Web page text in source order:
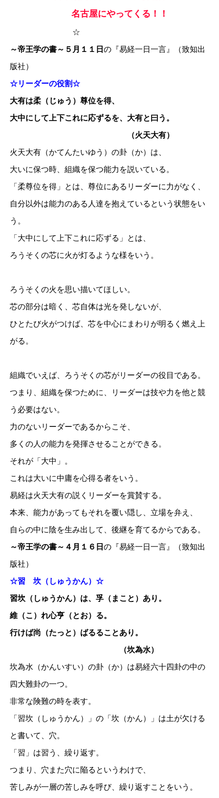
名古屋にやってくる！！
☆
～帝王学の書～５月１１日 の『易経一日一言』（致知出
版社）
☆リーダーの役割☆
大有は柔（じゅう）尊位を得、
大中にして上下これに応ずるを、大有と曰う。
（火天大有）
火天大有（かてんたいゆう）の卦（か）は、
大いに保つ時、組織を保つ能力を説いている。
「柔尊位を得」とは、尊位にあるリーダーに力がなく、
自分以外は能力のある人達を抱えているという状態をい
う。
「大中にして上下これに応ずる」とは、
ろうそくの芯に火が灯るような様をいう。
ろうそくの火を思い描いてほしい。
芯の部分は暗く、芯自体は光を発しないが、
ひとたび火がつけば、芯を中心にまわりが明るく燃え上
がる。
組織でいえば、ろうそくの芯がリーダーの役目である。
つまり、組織を保つために、リーダーは技や力を他と競
う必要はない。
力のないリーダーであるからこそ、
多くの人の能力を発揮させることができる。
それが「大中」。
これは大いに中庸を心得る者をいう。
易経は火天大有の説くリーダーを賞賛する。
本来、能力があってもそれを覆い隠し、立場を弁え、
自らの中に陰を生み出して、後継を育てるからである。
～帝王学の書～４月１６日 の『易経一日一言』（致知出
版社）
☆習 坎（しゅうかん）☆
習坎（しゅうかん）は、孚（まこと）あり。
維（こ）れ心亨（とお）る。
行けば尚（たっと）ばるることあり。
（坎為水）
坎為水（かんいすい）の卦（か）は易経六十四卦の中の
四大難卦の一つ。
非常な険難の時を表す。
「習坎（しゅうかん）」の「坎（かん）」は土が欠ける
と書いて、穴。
「習」は習う、繰り返す。
つまり、穴また穴に陥るというわけで、
苦しみが一層の苦しみを呼び、繰り返すことをいう。